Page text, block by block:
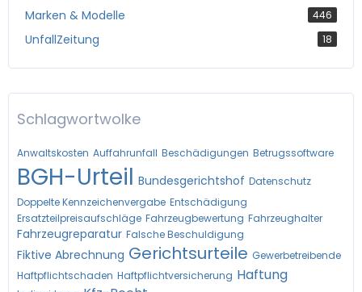
Marken & Modelle 446
UnfallZeitung 18
Schlagwortwolke
Anwaltskosten Auffahrunfall Beschädigungen Betrugssoftware
BGH-Urteil Bundesgerichtshof Datenschutz
Doppelte Kennzeichenvergabe Entschädigung
Ersatzteilpreisaufschläge Fahrzeugbewertung Fahrzeughalter
Fahrzeugreparatur Falsche Beschuldigung
Fiktive Abrechnung Gerichtsurteile Gewerbetreibende
Haftpflichtschaden Haftpflichtversicherung Haftung